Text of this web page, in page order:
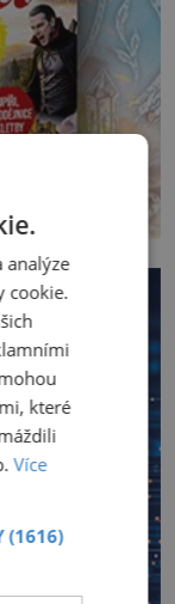
analýze
cookie.
které
Více
(1616)